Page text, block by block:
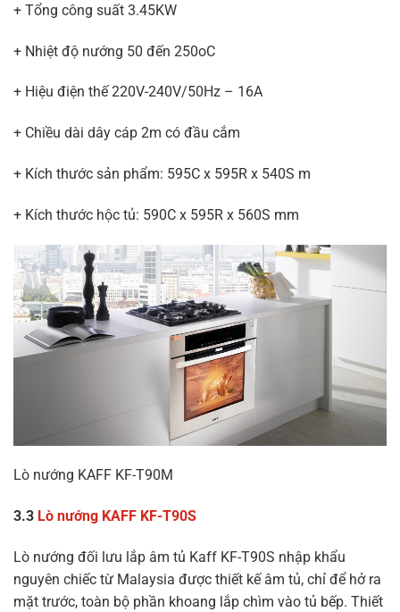
+ Tổng công suất 3.45KW
+ Nhiệt độ nướng 50 đến 250oC
+ Hiệu điện thế 220V-240V/50Hz – 16A
+ Chiều dài dây cáp 2m có đầu cắm
+ Kích thước sản phẩm: 595C x 595R x 540S m
+ Kích thước hộc tủ: 590C x 595R x 560S mm
Lò nướng KAFF KF-T90M
3.3 Lò nướng KAFF KF-T90S
Lò nướng đối lưu lắp âm tủ Kaff KF-T90S nhập khẩu
nguyên chiếc từ Malaysia được thiết kế âm tủ, chỉ để hở ra
mặt trước, toàn bộ phần khoang lắp chìm vào tủ bếp. Thiết